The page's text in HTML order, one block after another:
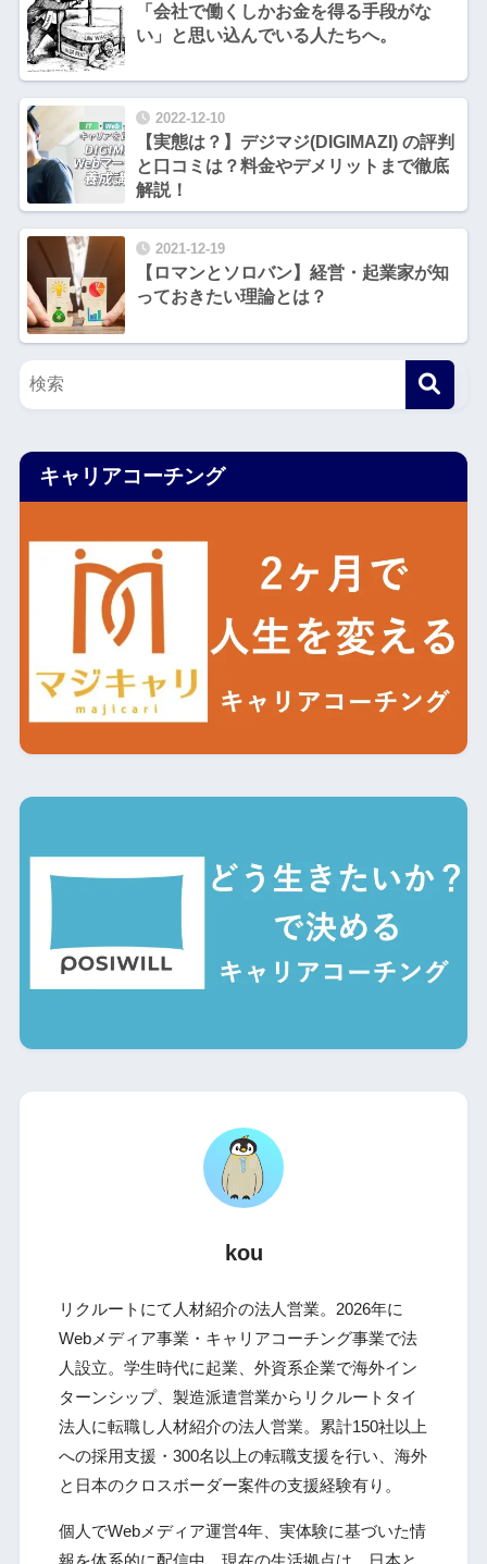
「会社で働くしかお金を得る手段がな
い」と思い込んでいる人たちへ。
2022-12-10
【実態は？】デジマジ(DIGIMAZI) の評判
と口コミは？料金やデメリットまで徹底
解説！
2021-12-19
【ロマンとソロバン】経営・起業家が知
っておきたい理論とは？
キャリアコーチング
kou
リクルートにて人材紹介の法人営業。2026年に
Webメディア事業・キャリアコーチング事業で法
人設立。学生時代に起業、外資系企業で海外イン
ターンシップ、製造派遣営業からリクルートタイ
法人に転職し人材紹介の法人営業。累計150社以上
への採用支援・300名以上の転職支援を行い、海外
と日本のクロスボーダー案件の支援経験有り。
個人でWebメディア運営4年、実体験に基づいた情